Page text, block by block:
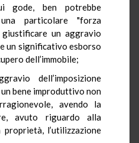
gode, ben potrebbe
particolare "forza
un aggravio
un significativo esborso
dell’immobile;
dell’imposizione
bene improduttivo non
avendo la
avuto riguardo alla
l’utilizzazione